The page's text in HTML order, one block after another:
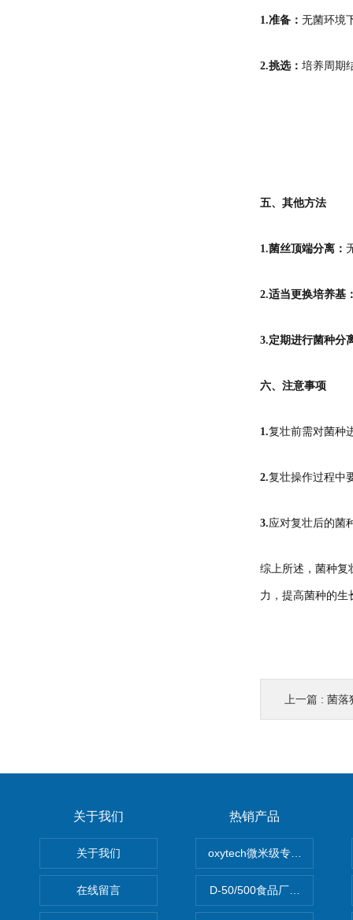
1.准备： 无菌环境
2.挑选： 培养周期
五、其他方法
1.菌丝顶端分离：
2.适当更换培养基
3.定期进行菌种分
六、注意事项
1.复壮前需对菌种
2.复壮操作过程中
3.应对复壮后的菌
综上所述，菌种复
力，提高菌种的生
上一篇 : 菌落
关于我们
关于我们
在线留言
热销产品
oxytech微米级专业消毒
D-50/500食品厂车间高效杀